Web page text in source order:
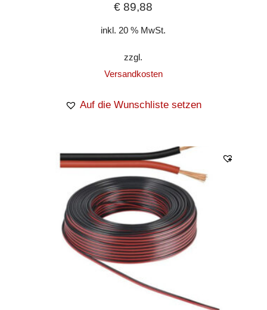
€ 89,88
inkl. 20 % MwSt.
zzgl.
Versandkosten
Auf die Wunschliste setzen